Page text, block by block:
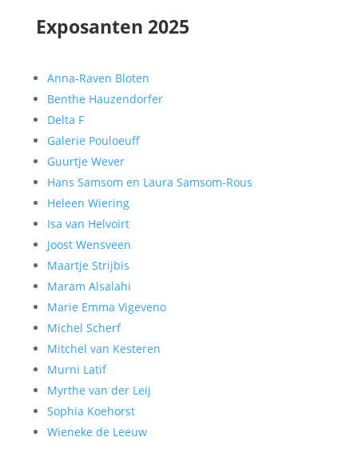
Exposanten 2025
Anna-Raven Bloten
Benthe Hauzendorfer
Delta F
Galerie Pouloeuff
Guurtje Wever
Hans Samsom en Laura Samsom-Rous
Heleen Wiering
Isa van Helvoirt
Joost Wensveen
Maartje Strijbis
Maram Alsalahi
Marie Emma Vigeveno
Michel Scherf
Mitchel van Kesteren
Murni Latif
Myrthe van der Leij
Sophia Koehorst
Wieneke de Leeuw